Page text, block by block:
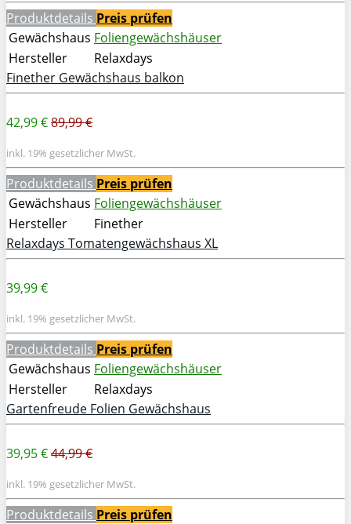
Produktdetails Preis prüfen
Gewächshaus Foliengewächshäuser
Hersteller
Relaxdays
Finether Gewächshaus balkon
42,99 €89,99 €
inkl. 19% gesetzlicher MwSt.
Produktdetails Preis prüfen
Gewächshaus Foliengewächshäuser
Hersteller
Finether
Relaxdays Tomatengewächshaus XL
39,99 €
inkl. 19% gesetzlicher MwSt.
Produktdetails Preis prüfen
Gewächshaus Foliengewächshäuser
Hersteller
Relaxdays
Gartenfreude Folien Gewächshaus
39,95 €44,99 €
inkl. 19% gesetzlicher MwSt.
Produktdetails Preis prüfen